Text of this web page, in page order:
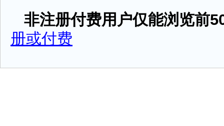
非注册付费用户仅能浏览前
册或付费